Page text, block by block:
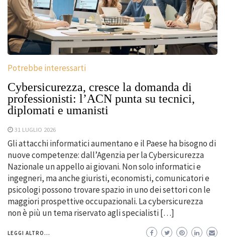
Potrebbe interessarti
Cybersicurezza, cresce la domanda di
professionisti: l’ACN punta su tecnici,
diplomati e umanisti
31 LUGLIO 2026
Gli attacchi informatici aumentano e il Paese ha bisogno di
nuove competenze: dall’Agenzia per la Cybersicurezza
Nazionale un appello ai giovani. Non solo informatici e
ingegneri, ma anche giuristi, economisti, comunicatori e
psicologi possono trovare spazio in uno dei settori con le
maggiori prospettive occupazionali. La cybersicurezza
non è più un tema riservato agli specialisti […]
LEGGI ALTRO...